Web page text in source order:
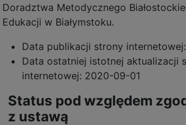
Doradztwa Metodycznego
Edukacji w Białymstoku.
Data publikacji strony internetowej:
Data ostatniej istotnej aktualizacji
internetowej: 2020-09-01
Status pod względem
z ustawą